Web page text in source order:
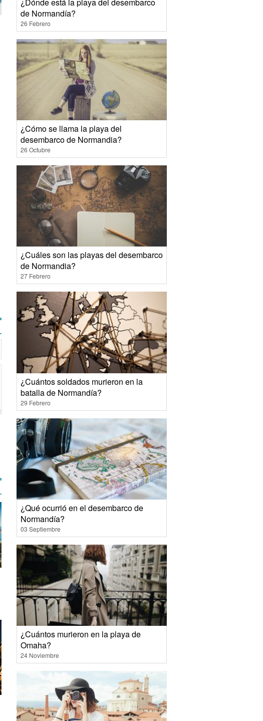
de Normandía?
26 Febrero
¿Cómo se llama la playa del
desembarco de Normandia?
26 Octubre
¿Cuáles son las playas del desembarco
de Normandia?
27 Febrero
¿Cuántos soldados murieron en la
batalla de Normandía?
29 Febrero
¿Qué ocurrió en el desembarco de
Normandía?
03 Septiembre
¿Cuántos murieron en la playa de
Omaha?
24 Noviembre